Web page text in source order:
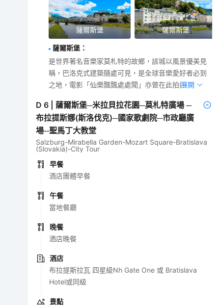
薩爾斯堡 薩爾斯堡
薩爾斯堡 ：
是世界著名音樂家莫札特的故鄉，該城以風景優美見
稱，巴洛克式建築隨處可見，是全球音樂愛好者必到
之地，電影「仙樂飄飄處處聞」亦曾在此拍攝外景。
展開
D6
薩爾斯堡─米拉貝拉花園─莫札特廣場 ─
布拉提斯娜(斯洛伐克)─國家歌劇院─市政廳廣
場─聖馬丁大教堂
Salzburg-Mirabella Garden-Mozart Square-Bratislava
(Slovakia)-City Tour
早餐
酒店團體早餐
午餐
當地餐廳
晚餐
酒店晚餐
酒店
布拉提斯拉瓦 四星級Nh Gate One 或 Bratislava
Hotel或同級
景點